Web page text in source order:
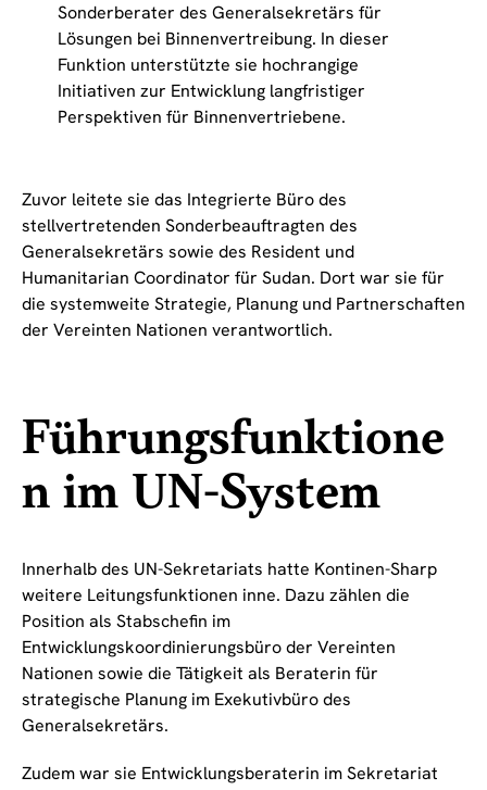
Sonderberater des Generalsekretärs für
Lösungen bei Binnenvertreibung. In dieser
Funktion unterstützte sie hochrangige
Initiativen zur Entwicklung langfristiger
Perspektiven für Binnenvertriebene.
Zuvor leitete sie das Integrierte Büro des
stellvertretenden Sonderbeauftragten des
Generalsekretärs sowie des Resident und
Humanitarian Coordinator für Sudan. Dort war sie für
die systemweite Strategie, Planung und Partnerschaften
der Vereinten Nationen verantwortlich.
Führungsfunktione
n im UN-System
Innerhalb des UN-Sekretariats hatte Kontinen-Sharp
weitere Leitungsfunktionen inne. Dazu zählen die
Position als Stabschefin im
Entwicklungskoordinierungsbüro der Vereinten
Nationen sowie die Tätigkeit als Beraterin für
strategische Planung im Exekutivbüro des
Generalsekretärs.
Zudem war sie Entwicklungsberaterin im Sekretariat